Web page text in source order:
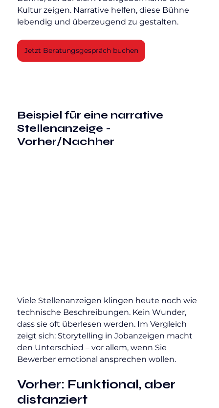
Kultur zeigen. Narrative helfen, diese Bühne
lebendig und überzeugend zu gestalten.
Jetzt Beratungsgespräch buchen
Beispiel für eine narrative
Stellenanzeige -
Vorher/Nachher
Viele Stellenanzeigen klingen heute noch wie
technische Beschreibungen. Kein Wunder,
dass sie oft überlesen werden. Im Vergleich
zeigt sich: Storytelling in Jobanzeigen macht
den Unterschied – vor allem, wenn Sie
Bewerber emotional ansprechen wollen.
Vorher: Funktional, aber
distanziert